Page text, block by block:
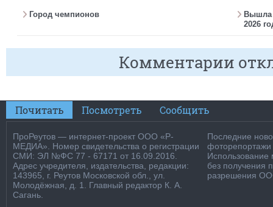
Город чемпионов
Вышла
2026
Комментарии
Почитать Посмотреть Сообщить
ПроРеутов — интернет-проект ООО «Р-
МЕДИА». Номер свидетельства о регистрации
СМИ: ЭЛ №ФС 77 - 67171 от 16.09.2016.
Адрес учредителя, издательства, редакции:
143965, г. Реутов Московской обл., ул.
Молодёжная, д. 1. Главный редактор К. А.
Сагань.
Последние
фоторепортажи
Использование
без получения
разрешения